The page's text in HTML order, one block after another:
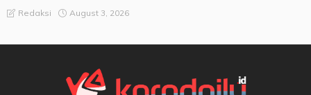
Redaksi August 3, 2026